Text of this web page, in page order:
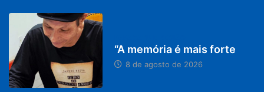
“A memória é mais forte
8 de agosto de 2026